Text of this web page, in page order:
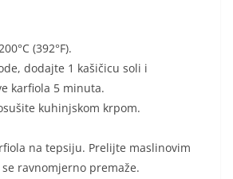
(392°F).
dodajte 1 kašičicu soli i
karfiola 5 minuta.
kuhinjskom krpom.
na tepsiju. Prelijte maslinovim
ravnomjerno premaže.